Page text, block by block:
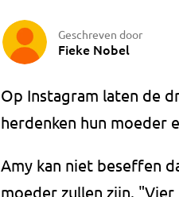
Geschreven door
Fieke Nobel
Op Instagram laten de
herdenken hun moeder
Amy kan niet beseffen
moeder zullen zijn.